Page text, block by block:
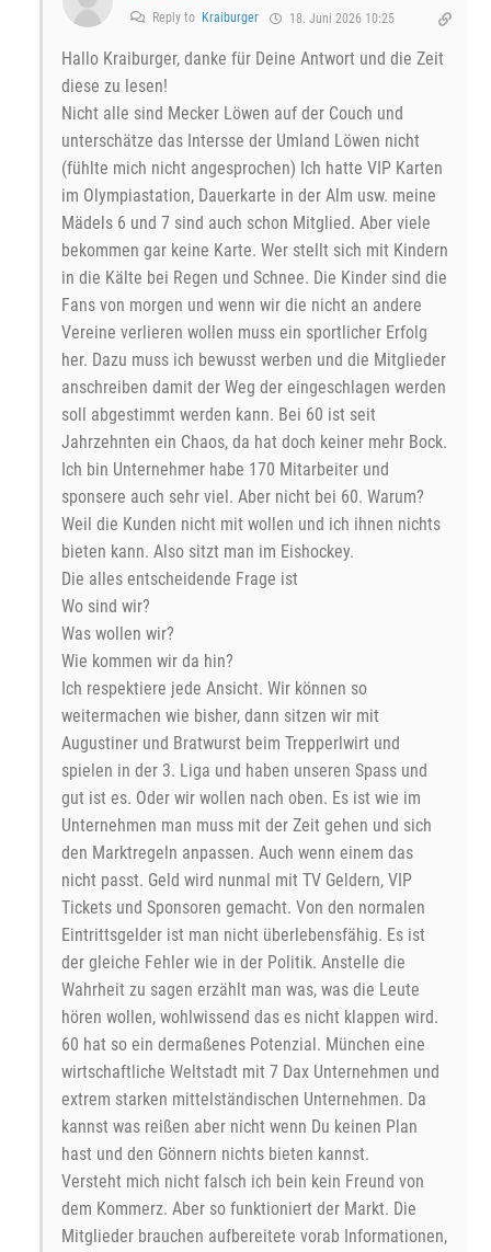
Reply to Kraiburger 18. Juni 2026 10:25
Hallo Kraiburger, danke für Deine Antwort und die Zeit
diese zu lesen!
Nicht alle sind Mecker Löwen auf der Couch und
unterschätze das Intersse der Umland Löwen nicht
(fühlte mich nicht angesprochen) Ich hatte VIP Karten
im Olympiastation, Dauerkarte in der Alm usw. meine
Mädels 6 und 7 sind auch schon Mitglied. Aber viele
bekommen gar keine Karte. Wer stellt sich mit Kindern
in die Kälte bei Regen und Schnee. Die Kinder sind die
Fans von morgen und wenn wir die nicht an andere
Vereine verlieren wollen muss ein sportlicher Erfolg
her. Dazu muss ich bewusst werben und die Mitglieder
anschreiben damit der Weg der eingeschlagen werden
soll abgestimmt werden kann. Bei 60 ist seit
Jahrzehnten ein Chaos, da hat doch keiner mehr Bock.
Ich bin Unternehmer habe 170 Mitarbeiter und
sponsere auch sehr viel. Aber nicht bei 60. Warum?
Weil die Kunden nicht mit wollen und ich ihnen nichts
bieten kann. Also sitzt man im Eishockey.
Die alles entscheidende Frage ist
Wo sind wir?
Was wollen wir?
Wie kommen wir da hin?
Ich respektiere jede Ansicht. Wir können so
weitermachen wie bisher, dann sitzen wir mit
Augustiner und Bratwurst beim Trepperlwirt und
spielen in der 3. Liga und haben unseren Spass und
gut ist es. Oder wir wollen nach oben. Es ist wie im
Unternehmen man muss mit der Zeit gehen und sich
den Marktregeln anpassen. Auch wenn einem das
nicht passt. Geld wird nunmal mit TV Geldern, VIP
Tickets und Sponsoren gemacht. Von den normalen
Eintrittsgelder ist man nicht überlebensfähig. Es ist
der gleiche Fehler wie in der Politik. Anstelle die
Wahrheit zu sagen erzählt man was, was die Leute
hören wollen, wohlwissend das es nicht klappen wird.
60 hat so ein dermaßenes Potenzial. München eine
wirtschaftliche Weltstadt mit 7 Dax Unternehmen und
extrem starken mittelständischen Unternehmen. Da
kannst was reißen aber nicht wenn Du keinen Plan
hast und den Gönnern nichts bieten kannst.
Versteht mich nicht falsch ich bein kein Freund von
dem Kommerz. Aber so funktioniert der Markt. Die
Mitglieder brauchen aufbereitete vorab Informationen,